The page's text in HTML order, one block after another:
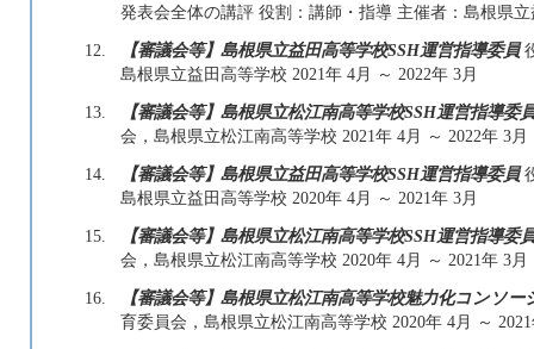
発表会全体の講評 役割：講師・指導 主催者：島根県
12.
【審議会等】島根県立益田高等学校SSH運営指導委員
島根県立益田高等学校 2021年 4月 ～ 2022年 3月
13.
【審議会等】島根県立松江南高等学校SSH運営指導委
会，島根県立松江南高等学校 2021年 4月 ～ 2022年 3月
14.
【審議会等】島根県立益田高等学校SSH運営指導委員
島根県立益田高等学校 2020年 4月 ～ 2021年 3月
15.
【審議会等】島根県立松江南高等学校SSH運営指導委
会，島根県立松江南高等学校 2020年 4月 ～ 2021年 3月
16.
【審議会等】島根県立松江南高等学校魅力化コンソー
育委員会，島根県立松江南高等学校 2020年 4月 ～